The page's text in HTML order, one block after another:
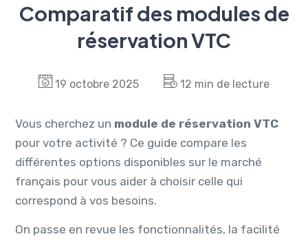
Comparatif des modules de
réservation VTC
19 octobre 2025 12 min de lecture
Vous cherchez un module de réservation VTC
pour votre activité ? Ce guide compare les
différentes options disponibles sur le marché
français pour vous aider à choisir celle qui
correspond à vos besoins.
On passe en revue les fonctionnalités, la facilité